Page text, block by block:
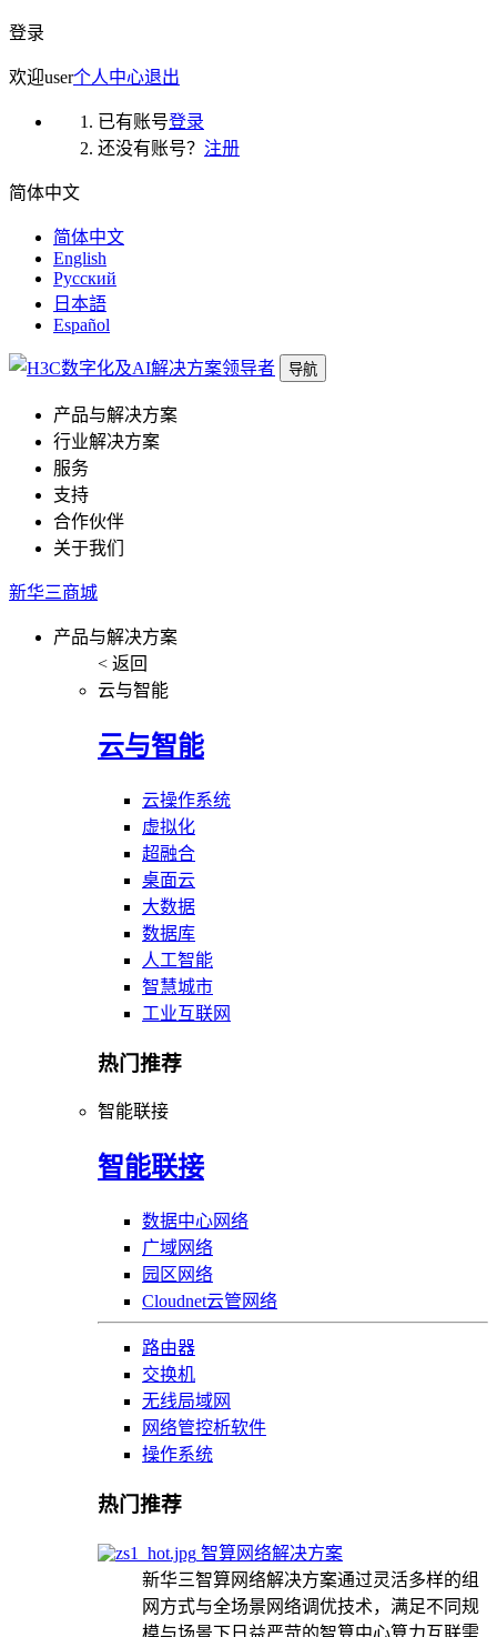
登录
欢迎user个人中心退出
已有账号登录
还没有账号？ 注册
简体中文
简体中文
English
Русский
日本語
Español
导航
产品与解决方案
行业解决方案
服务
支持
合作伙伴
关于我们
新华三商城
产品与解决方案
< 返回
云与智能
云与智能
云操作系统
虚拟化
超融合
桌面云
大数据
数据库
人工智能
智慧城市
工业互联网
热门推荐
智能联接
智能联接
数据中心网络
广域网络
园区网络
Cloudnet云管网络
路由器
交换机
无线局域网
网络管控析软件
操作系统
热门推荐
智算网络解决方案
新华三智算网络解决方案通过灵活多样的组
网方式与全场景网络调优技术，满足不同规
模与场景下日益严苛的智算中心算力互联需